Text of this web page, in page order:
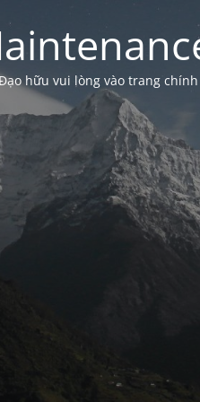
hữu vui lòng vào trang